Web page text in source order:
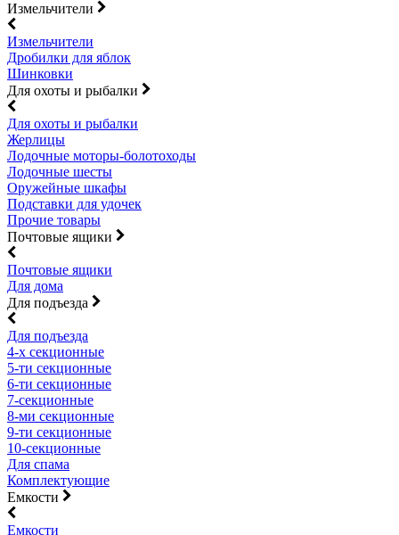
Измельчители
Измельчители
Дробилки для яблок
Шинковки
Для охоты и рыбалки
Для охоты и рыбалки
Жерлицы
Лодочные моторы-болотоходы
Лодочные шесты
Оружейные шкафы
Подставки для удочек
Прочие товары
Почтовые ящики
Почтовые ящики
Для дома
Для подъезда
Для подъезда
4-х секционные
5-ти секционные
6-ти секционные
7-секционные
8-ми секционные
9-ти секционные
10-секционные
Для спама
Комплектующие
Емкости
Емкости